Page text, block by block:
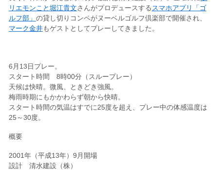
リエモンこと堀江貴文さんがプロデュースする スマホアプリ「ゴ
ルフ部」 の貸し切りコンペがヌーベルゴルフ倶楽部で開催され、
マーク金井もゲストとしてプレーしてきました。
6月13日プレー。
スタート時間 8時00分（スループレー）
天候は快晴。微風、ときどき強風。
梅雨時期にもかかわらず朝から快晴。
スタート時間の気温はすでに25度を超え、プレー中の体感温度は
25～30度。
概要
2001年（平成13年）9月開場
設計 清水建設（株）